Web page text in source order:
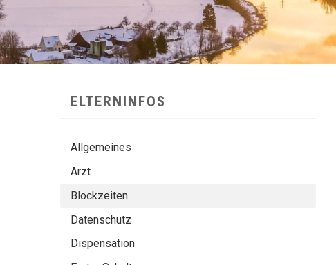
SUBNAVIGATION
ELTERNINFOS
Allgemeines
Arzt
Blockzeiten
Datenschutz
Dispensation